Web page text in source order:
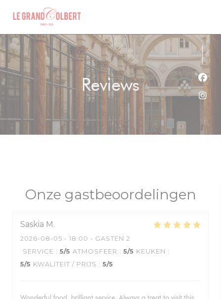
Cookies beheer paneel
Reviews
Onze gastbeoordelingen
Saskia M
2026-08-05 - 18:00 - GASTEN 2
SERVICE : 5/5 ATMOSFEER : 5/5 KEUKEN :
5/5 KWALITEIT / PRIJS : 5/5